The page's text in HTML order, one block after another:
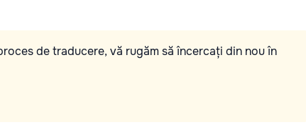
de traducere, vă rugăm să încercați din nou în